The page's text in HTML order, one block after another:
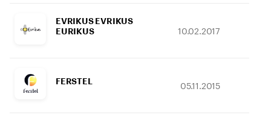
EVRIKUS EVRIKUS
EURIKUS
10.02.2017
FERSTEL 05.11.2015